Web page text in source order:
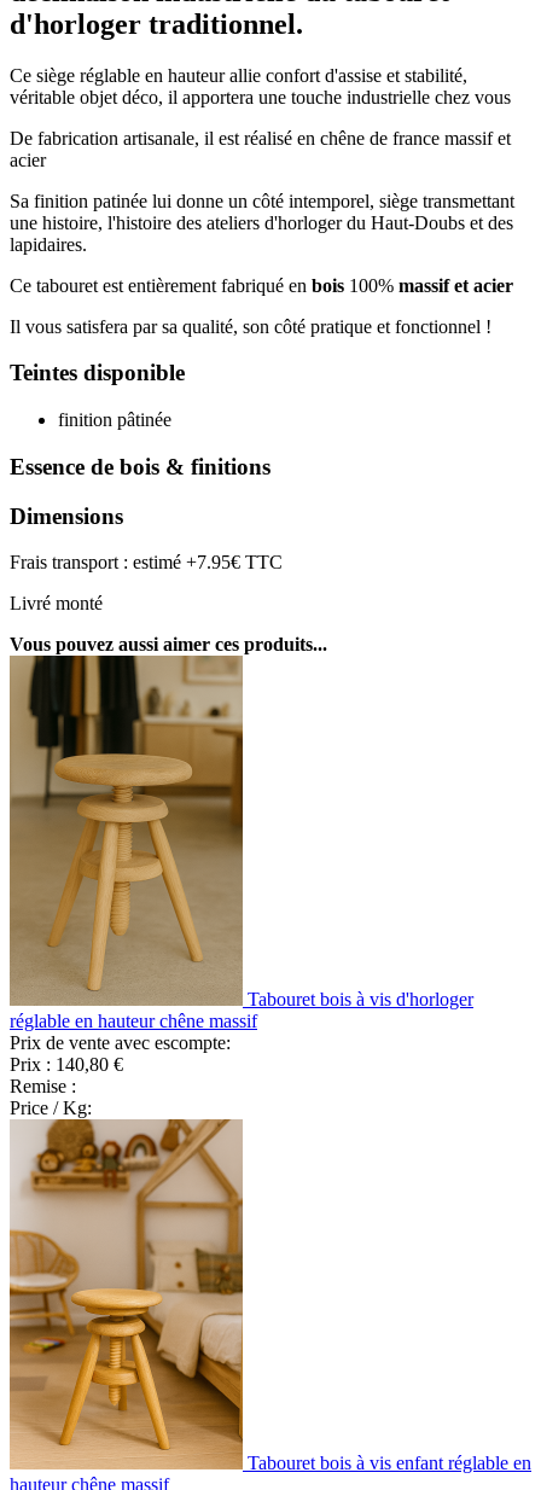
d'horloger traditionnel.
Ce siège réglable en hauteur allie confort d'assise et stabilité,
véritable objet déco, il apportera une touche industrielle chez vous
De fabrication artisanale, il est réalisé en chêne de france massif et
acier
Sa finition patinée lui donne un côté intemporel, siège transmettant
une histoire, l'histoire des ateliers d'horloger du Haut-Doubs et des
lapidaires.
Ce tabouret est entièrement fabriqué en bois 100% massif et acier
Il vous satisfera par sa qualité, son côté pratique et fonctionnel !
Teintes disponible
finition pâtinée
Essence de bois & finitions
Dimensions
Frais transport : estimé +7.95€ TTC
Livré monté
Vous pouvez aussi aimer ces produits...
Tabouret bois à vis d'horloger
réglable en hauteur chêne massif
Prix de vente avec escompte:
Prix : 140,80 €
Remise :
Price / Kg:
Tabouret bois à vis enfant réglable en
hauteur chêne massif